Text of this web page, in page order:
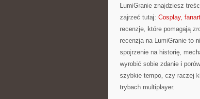
LumiGranie znajdziesz
zajrzeć tutaj: Cosplay,
recenzje, które pomagają
recenzja na LumiGranie to
spojrzenie na historię,
wyrobić sobie zdanie i
szybkie tempo, czy raczej
trybach multiplayer.